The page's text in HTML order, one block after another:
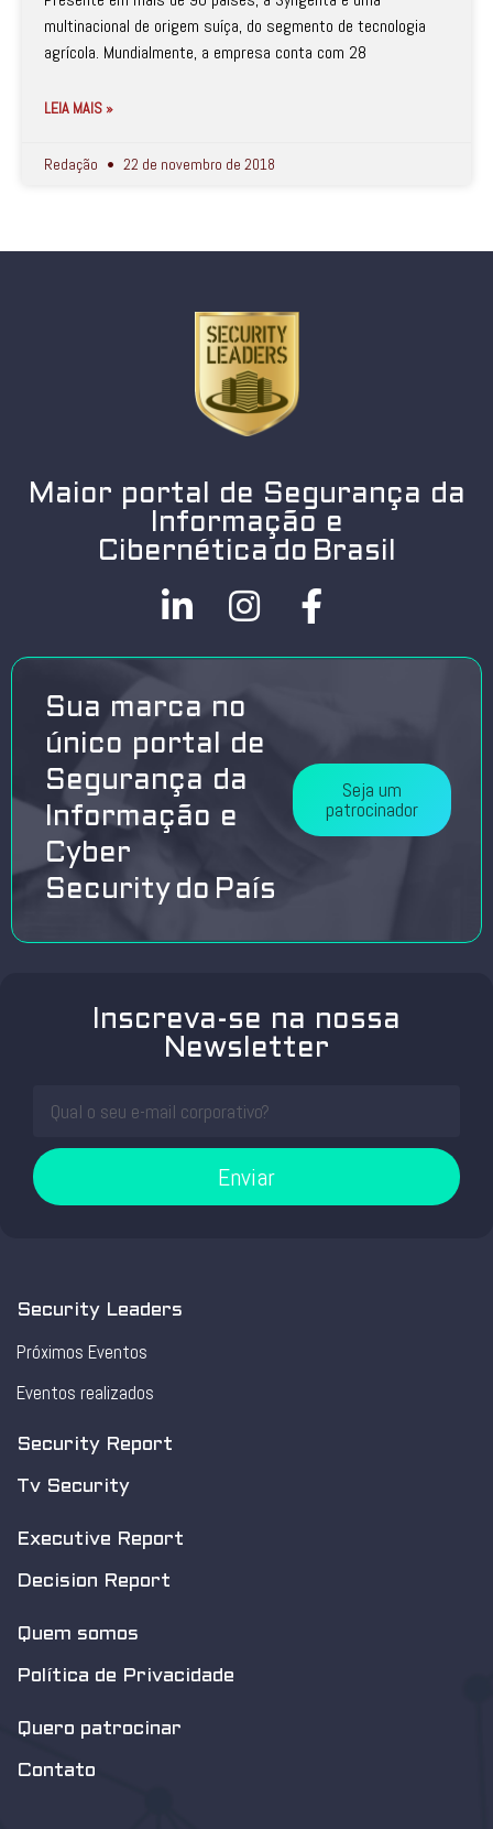
multinacional de origem suíça, do segmento de tecnologia
agrícola. Mundialmente, a empresa conta com 28
LEIA MAIS »
Redação 22 de novembro de 2018
Maior portal de Segurança da
Informação e
Cibernética do Brasil
Sua marca no
único portal de
Segurança da
Informação e
Cyber
Security do País
Seja um
patrocinador
Inscreva-se na nossa
Newsletter
Enviar
Security Leaders
Próximos Eventos
Eventos realizados
Security Report
Tv Security
Executive Report
Decision Report
Quem somos
Política de Privacidade
Quero patrocinar
Contato